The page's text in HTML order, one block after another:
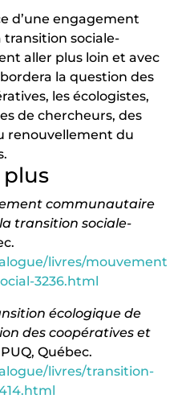
d’une engagement
sociale-
aller plus loin et avec
la question des
les écologistes,
de chercheurs, des
renouvellement du
plus
communautaire
transition sociale-
livres/mouvement
3236.html
écologique de
des coopératives et
Québec.
livres/transition-